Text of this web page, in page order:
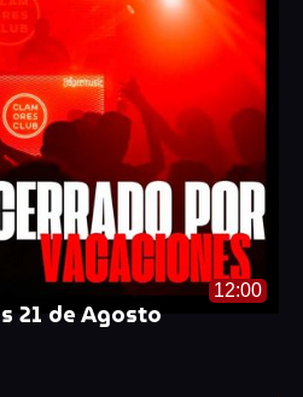
12:00
21 de Agosto